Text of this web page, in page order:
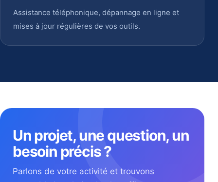
Assistance téléphonique, dépannage en ligne et
mises à jour régulières de vos outils.
Un projet, une question, un
besoin précis ?
Parlons de votre activité et trouvons